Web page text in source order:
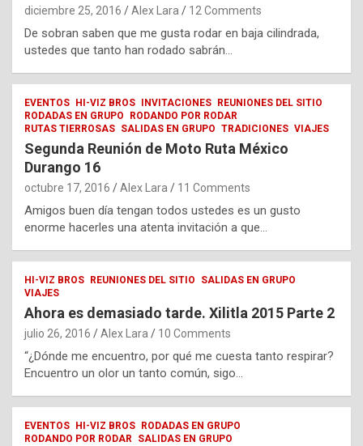
diciembre 25, 2016 Alex Lara 12 Comments
De sobran saben que me gusta rodar en baja cilindrada,
ustedes que tanto han rodado sabrán…
EVENTOS HI-VIZ BROS INVITACIONES
REUNIONES DEL SITIO
RODADAS EN GRUPO
RODANDO POR RODAR
RUTAS TIERROSAS SALIDAS EN GRUPO TRADICIONES VIAJES
Segunda Reunión de Moto Ruta México
Durango 16
octubre 17, 2016 Alex Lara 11 Comments
Amigos buen día tengan todos ustedes es un gusto
enorme hacerles una atenta invitación a que…
HI-VIZ BROS REUNIONES DEL SITIO
SALIDAS EN GRUPO
VIAJES
Ahora es demasiado tarde. Xilitla 2015 Parte 2
julio 26, 2016 Alex Lara 10 Comments
“¿Dónde me encuentro, por qué me cuesta tanto respirar?
Encuentro un olor un tanto común, sigo…
EVENTOS HI-VIZ BROS
RODADAS EN GRUPO
RODANDO POR RODAR SALIDAS EN GRUPO